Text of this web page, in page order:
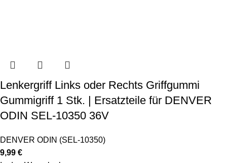
Lenkergriff Links oder Rechts Griffgummi
Gummigriff 1 Stk. | Ersatzteile für DENVER
ODIN SEL-10350 36V
DENVER ODIN (SEL-10350)
9,99 €